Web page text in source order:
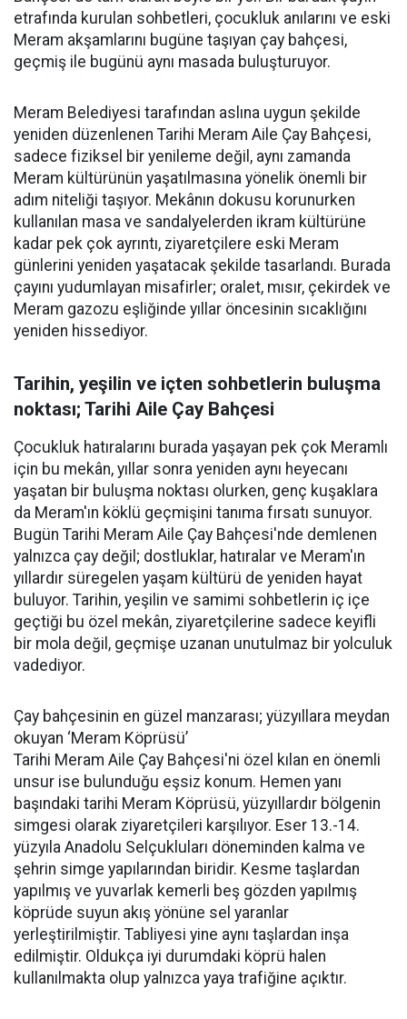
etrafında kurulan sohbetleri, çocukluk anılarını ve eski
Meram akşamlarını bugüne taşıyan çay bahçesi,
geçmiş ile bugünü aynı masada buluşturuyor.
Meram Belediyesi tarafından aslına uygun şekilde
yeniden düzenlenen Tarihi Meram Aile Çay Bahçesi,
sadece fiziksel bir yenileme değil, aynı zamanda
Meram kültürünün yaşatılmasına yönelik önemli bir
adım niteliği taşıyor. Mekânın dokusu korunurken
kullanılan masa ve sandalyelerden ikram kültürüne
kadar pek çok ayrıntı, ziyaretçilere eski Meram
günlerini yeniden yaşatacak şekilde tasarlandı. Burada
çayını yudumlayan misafirler; oralet, mısır, çekirdek ve
Meram gazozu eşliğinde yıllar öncesinin sıcaklığını
yeniden hissediyor.
Tarihin, yeşilin ve içten sohbetlerin buluşma
noktası; Tarihi Aile Çay Bahçesi
Çocukluk hatıralarını burada yaşayan pek çok Meramlı
için bu mekân, yıllar sonra yeniden aynı heyecanı
yaşatan bir buluşma noktası olurken, genç kuşaklara
da Meram'ın köklü geçmişini tanıma fırsatı sunuyor.
Bugün Tarihi Meram Aile Çay Bahçesi'nde demlenen
yalnızca çay değil; dostluklar, hatıralar ve Meram'ın
yıllardır süregelen yaşam kültürü de yeniden hayat
buluyor. Tarihin, yeşilin ve samimi sohbetlerin iç içe
geçtiği bu özel mekân, ziyaretçilerine sadece keyifli
bir mola değil, geçmişe uzanan unutulmaz bir yolculuk
vadediyor.
Çay bahçesinin en güzel manzarası; yüzyıllara meydan
okuyan ‘Meram Köprüsü’
Tarihi Meram Aile Çay Bahçesi'ni özel kılan en önemli
unsur ise bulunduğu eşsiz konum. Hemen yanı
başındaki tarihi Meram Köprüsü, yüzyıllardır bölgenin
simgesi olarak ziyaretçileri karşılıyor. Eser 13.-14.
yüzyıla Anadolu Selçukluları döneminden kalma ve
şehrin simge yapılarından biridir. Kesme taşlardan
yapılmış ve yuvarlak kemerli beş gözden yapılmış
köprüde suyun akış yönüne sel yaranlar
yerleştirilmiştir. Tabliyesi yine aynı taşlardan inşa
edilmiştir. Oldukça iyi durumdaki köprü halen
kullanılmakta olup yalnızca yaya trafiğine açıktır.